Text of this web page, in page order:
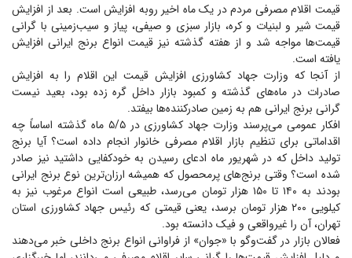
قیمت اقلام مصرفی مردم در یک ماه اخیر روبه افزایش است. بعد از افزایش
قیمت شیر و لبنیات و کره، بازار سبزی و صیفی، پیاز و سیب‌زمینی با گرانی
قیمت‌ها مواجه شد و از هفته گذشته نیز قیمت انواع برنج ایرانی افزایش
یافته است.
از آنجا که وزارت جهاد کشاورزی افزایش قیمت این اقلام را به افزایش
صادرات در ماه‌های گذشته و کمبود بازار داخل گره زده بود، بعید نیست
گرانی برنج ایرانی هم به زمین صادرکننده‌ها بیفتد.
افکار عمومی می‌پرسند وزارت جهاد کشاورزی در ۵/۵ ماه گذشته اساساً چه
اقداماتی برای تنظیم بازار اقلام مصرفی خانوار انجام داده است؟ آیا برنج
تولید داخل که در شهریور ماه ادعای رسیدن به خودکفایی داشتید نیز صادر
شده است؟ وقتی برنج‌های پرمحصول که همیشه ارزان‌ترین نوع برنج ایرانی
بودند به ۱۴۰ تا ۱۵۰ هزار تومان می‌رسد، طبیعی است انواع مرغوب نیز به
کیلویی ۲۰۰ هزار تومان برسد، یعنی قیمتی که رئیس جهاد کشاورزی استان
تهران، آن را غیرواقعی و فیک دانسته بود.
فعالان بازار در گفت‌و‌گو با «جوان» از فراوانی انواع برنج داخلی خبر می‌دهند